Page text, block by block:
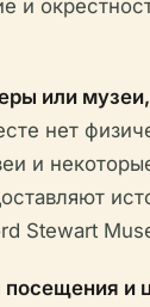
и
или
нет
и
Stewart
и